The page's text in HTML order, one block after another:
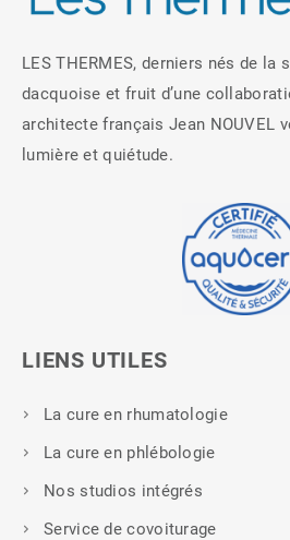
LES THERMES, derniers nés de la
dacquoise et fruit d’une
architecte français Jean NOUVEL
lumière et quiétude.
LIENS UTILES
La cure en rhumatologie
La cure en phlébologie
Nos studios intégrés
Service de covoiturage